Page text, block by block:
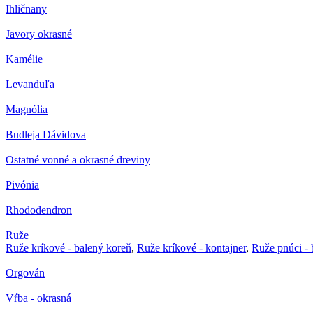
Ihličnany
Javory okrasné
Kamélie
Levanduľa
Magnólia
Budleja Dávidova
Ostatné vonné a okrasné dreviny
Pivónia
Rhododendron
Ruže
Ruže kríkové - balený koreň, Ruže kríkové - kontajner, Ruže pnúci -
Orgován
Vŕba - okrasná